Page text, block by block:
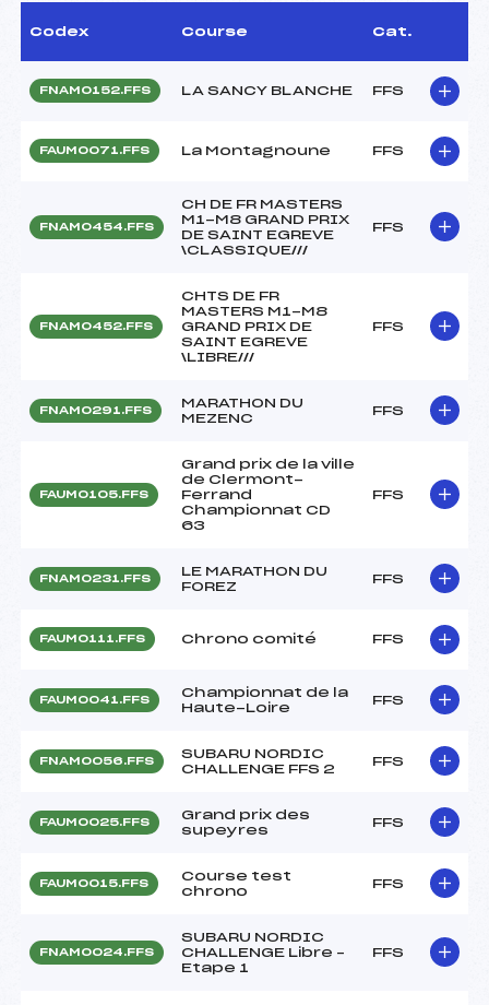
Codex Course Cat.
FNAM0152.FFS LA SANCY BLANCHE FFS
FAUM0071.FFS La Montagnoune FFS
FNAM0454.FFS
CH DE FR MASTERS
M1-M8 GRAND PRIX
DE SAINT EGREVE
\CLASSIQUE///
FFS
FNAM0452.FFS
CHTS DE FR
MASTERS M1-M8
GRAND PRIX DE
SAINT EGREVE
\LIBRE///
FFS
FNAM0291.FFS
MARATHON DU
MEZENC
FFS
FAUM0105.FFS
Grand prix de la ville
de Clermont-
Ferrand
Championnat CD
63
FFS
FNAM0231.FFS
LE MARATHON DU
FOREZ
FFS
FAUM0111.FFS Chrono comité FFS
FAUM0041.FFS
Championnat de la
Haute-Loire
FFS
FNAM0056.FFS
SUBARU NORDIC
CHALLENGE FFS 2
FFS
FAUM0025.FFS
Grand prix des
supeyres
FFS
FAUM0015.FFS
Course test
chrono
FFS
FNAM0024.FFS
SUBARU NORDIC
CHALLENGE Libre –
Etape 1
FFS